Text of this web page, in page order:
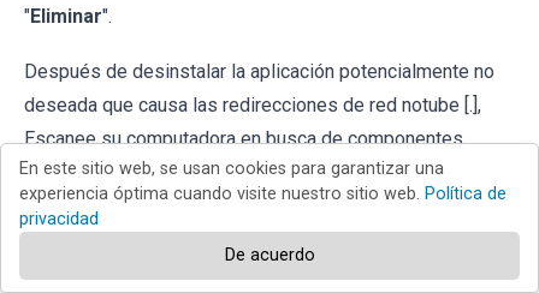
"Eliminar".
Después de desinstalar la aplicación potencialmente no
deseada que causa las redirecciones de red notube [.],
Escanee su computadora en busca de componentes
restantes no deseados o posibles infecciones de
malware. Para escanear su computadora, utilice
elsoftware de eliminación de malware recomendado.
En este sitio web, se usan cookies para garantizar una
experiencia óptima cuando visite nuestro sitio web. Política de
privacidad
De acuerdo